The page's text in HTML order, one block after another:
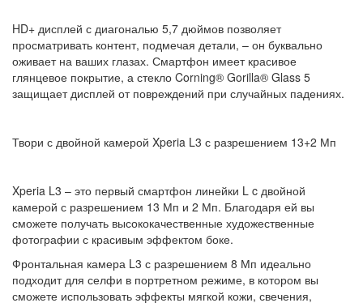
HD+ дисплей с диагональю 5,7 дюймов позволяет
просматривать контент, подмечая детали, – он буквально
оживает на ваших глазах. Смартфон имеет красивое
глянцевое покрытие, а стекло Corning® Gorilla® Glass 5
защищает дисплей от повреждений при случайных падениях.
Твори с двойной камерой Xperia L3 с разрешением 13+2 Мп
Xperia L3 – это первый смартфон линейки L c двойной
камерой с разрешением 13 Мп и 2 Мп. Благодаря ей вы
сможете получать высококачественные художественные
фотографии с красивым эффектом боке.
Фронтальная камера L3 с разрешением 8 Мп идеально
подходит для селфи в портретном режиме, в котором вы
сможете использовать эффекты мягкой кожи, свечения,